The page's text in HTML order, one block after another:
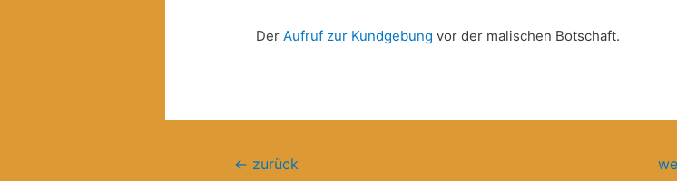
Der Aufruf zur Kundgebung vor der malischen Botschaft.
Beitragsnavigation
← zurück